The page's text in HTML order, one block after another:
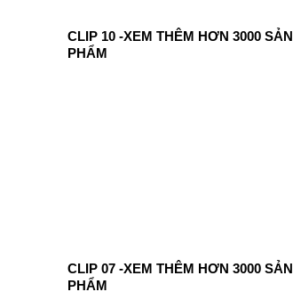
CLIP 10 -XEM THÊM HƠN 3000 SẢN
PHẨM
CLIP 07 -XEM THÊM HƠN 3000 SẢN
PHẨM